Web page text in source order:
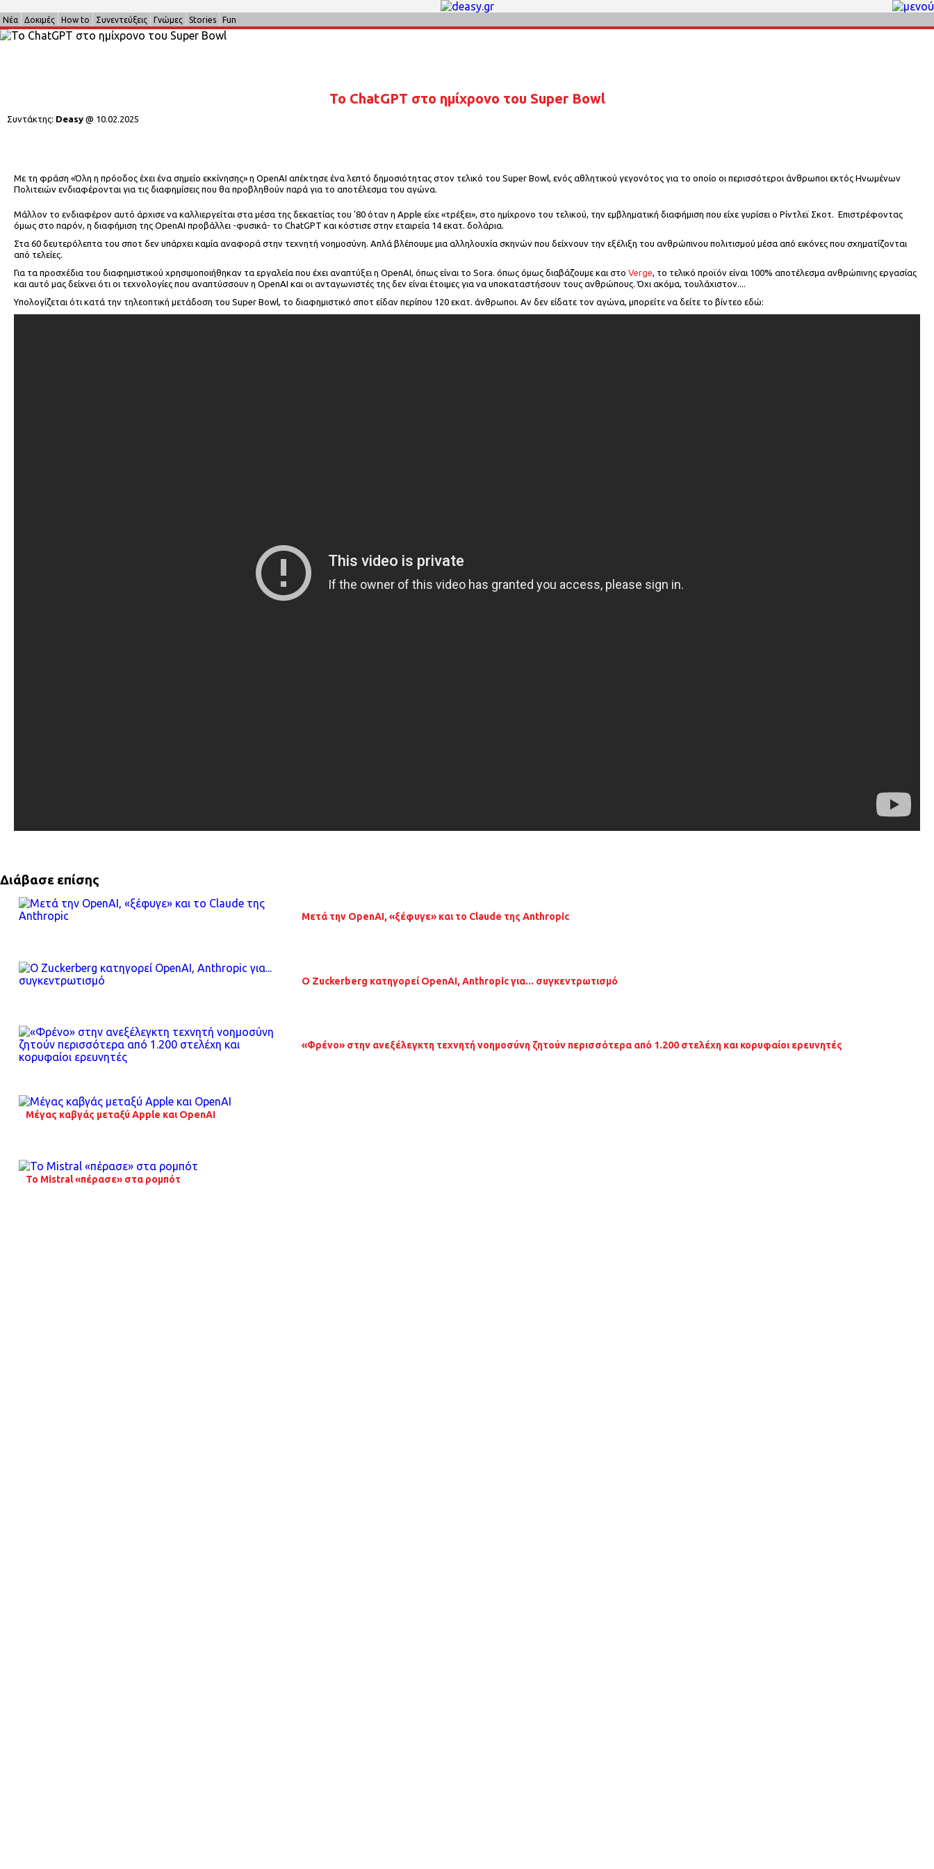
Νέα Δοκιμές How to Συνεντεύξεις Γνώμες Stories Fun
Το ChatGPT στο ημίχρονο του Super Bowl
Συντάκτης: Deasy @ 10.02.2025
Με τη φράση «Όλη η πρόοδος έχει ένα σημείο εκκίνησης» η OpenAΙ απέκτησε ένα λεπτό δημοσιότητας στον τελικό του Super Bowl, ενός αθλητικού γεγονότος για το οποίο οι περισσότεροι άνθρωποι εκτός Ηνωμένων
Πολιτειών ενδιαφέρονται για τις διαφημίσεις που θα προβληθούν παρά για το αποτέλεσμα του αγώνα.
Μάλλον το ενδιαφέρον αυτό άρχισε να καλλιεργείται στα μέσα της δεκαετίας του '80 όταν η Apple είχε «τρέξει», στο ημίχρονο του τελικού, την εμβληματική διαφήμιση που είχε γυρίσει ο Ρίντλεϊ Σκοτ. Επιστρέφοντας
όμως στο παρόν, η διαφήμιση της OpenAI προβάλλει -φυσικά- το ChatGPT και κόστισε στην εταιρεία 14 εκατ. δολάρια.
Στα 60 δευτερόλεπτα του σποτ δεν υπάρχει καμία αναφορά στην τεχνητή νοημοσύνη. Απλά βλέπουμε μια αλληλουχία σκηνών που δείχνουν την εξέλιξη του ανθρώπινου πολιτισμού μέσα από εικόνες που σχηματίζονται
από τελείες.
Για τα προσχέδια του διαφημιστικού χρησιμοποιήθηκαν τα εργαλεία που έχει αναπτύξει η OpenAI, όπως είναι το Sora. όπως όμως διαβάζουμε και στο Verge, το τελικό προϊόν είναι 100% αποτέλεσμα ανθρώπινης εργασίας
και αυτό μας δείχνει ότι οι τεχνολογίες που αναπτύσσουν η OpenAI και οι ανταγωνιστές της δεν είναι έτοιμες για να υποκαταστήσουν τους ανθρώπους. Όχι ακόμα, τουλάχιστον....
Υπολογίζεται ότι κατά την τηλεοπτική μετάδοση του Super Bowl, το διαφημιστικό σποτ είδαν περίπου 120 εκατ. άνθρωποι. Αν δεν είδατε τον αγώνα, μπορείτε να δείτε το βίντεο εδώ:
Διάβασε επίσης
Μετά την OpenAI, «ξέφυγε» και το Claude της Anthropic
O Zuckerberg κατηγορεί OpenAI, Anthropic για... συγκεντρωτισμό
«Φρένο» στην ανεξέλεγκτη τεχνητή νοημοσύνη ζητούν περισσότερα από 1.200 στελέχη και κορυφαίοι ερευνητές
Μέγας καβγάς μεταξύ Apple και OpenAI
Το Mistral «πέρασε» στα ρομπότ